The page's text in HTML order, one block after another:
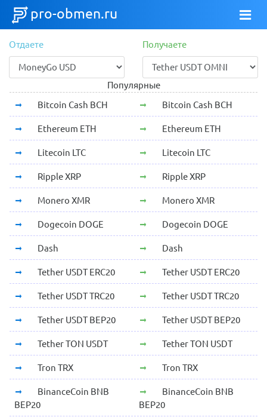
pro-obmen.ru
Отдаете Получаете
Популярные
Bitcoin Cash BCH
Bitcoin Cash BCH
Ethereum ETH Ethereum ETH
Litecoin LTC Litecoin LTC
Ripple XRP Ripple XRP
Monero XMR Monero XMR
Dogecoin DOGE Dogecoin DOGE
Dash Dash
Tether USDT ERC20 Tether USDT ERC20
Tether USDT TRC20 Tether USDT TRC20
Tether USDT BEP20 Tether USDT BEP20
Tether TON USDT Tether TON USDT
Tron TRX Tron TRX
BinanceCoin BNB
BEP20
BinanceCoin BNB
BEP20